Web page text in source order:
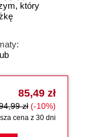
który
85,49 zł
zł (-10%)
cena z 30 dni